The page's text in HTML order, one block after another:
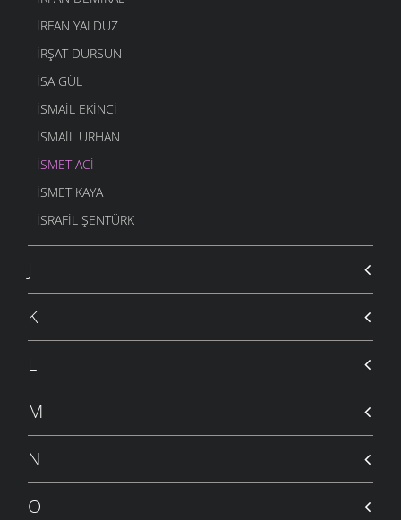
İRFAN YALDUZ
İRŞAT DURSUN
ISA GÜL
ISMAIL EKINCI
İSMAIL URHAN
İSMET ACI
ISMET KAYA
İSRAFIL ŞENTÜRK
J
K
L
M
N
O